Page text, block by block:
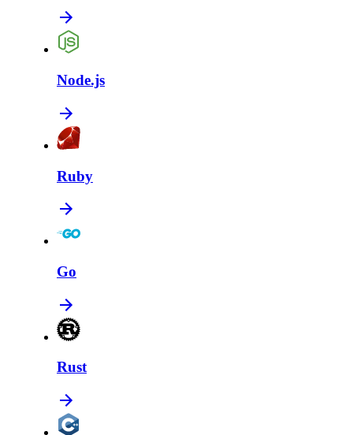
Node.js
Ruby
Go
Rust